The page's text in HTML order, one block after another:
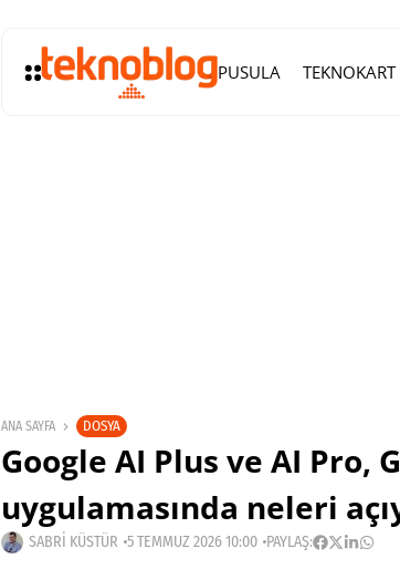
PUSULA TEKNOKART
ANA SAYFA DOSYA
Google AI Plus ve AI Pro,
uygulamasında neleri
SABRI KÜSTÜR 5 TEMMUZ 2026 10:00 PAYLAŞ: